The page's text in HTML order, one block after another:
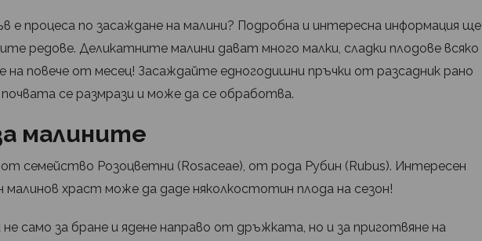
е процеса по засаждане на малини? Подробна и интересна информация ще
редове. Деликатните малини дават много малки, сладки плодове всяко
на повече от месец! Засаждайте едногодишни пръчки от разсадник рано
се размрази и може да се обработва.
малините
семейство Розоцветни (Rosaceae), от рода Рубин (Rubus). Интересен
малинов храст може да даде няколкостотин плода на сезон!
само за бране и ядене направо от дръжката, но и за приготвяне на